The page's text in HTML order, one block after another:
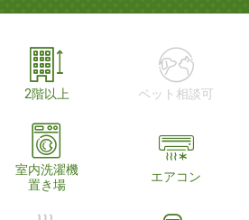
2階以上 ペット相談可
室内洗濯機
置き場
エアコン